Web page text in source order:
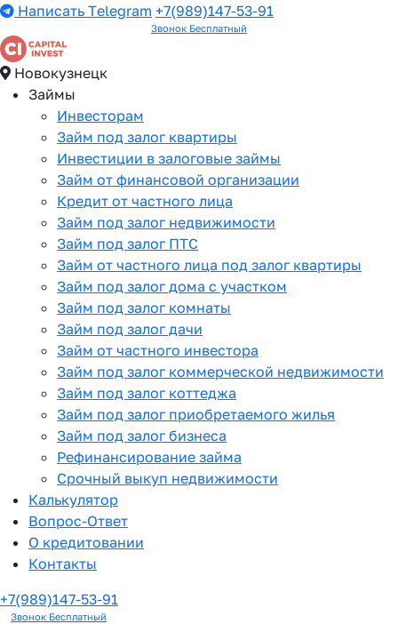
Написать Telegram +7(989)147-53-91
Звонок Бесплатный
Новокузнецк
Займы
Инвесторам
Займ под залог квартиры
Инвестиции в залоговые займы
Займ от финансовой организации
Кредит от частного лица
Займ под залог недвижимости
Займ под залог ПТС
Займ от частного лица под залог квартиры
Займ под залог дома с участком
Займ под залог комнаты
Займ под залог дачи
Займ от частного инвестора
Займ под залог коммерческой недвижимости
Займ под залог коттеджа
Займ под залог приобретаемого жилья
Займ под залог бизнеса
Рефинансирование займа
Срочный выкуп недвижимости
Калькулятор
Вопрос-Ответ
О кредитовании
Контакты
+7(989)147-53-91
Звонок Бесплатный